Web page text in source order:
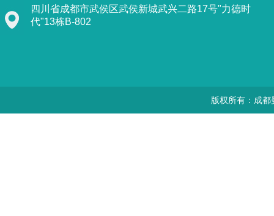
四川省成都市武侯区武侯新城武兴二路17号"力德时
代"13栋B-802
版权所有：成